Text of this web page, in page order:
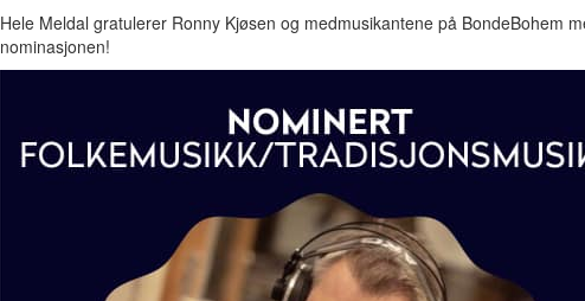
Hele Meldal gratulerer Ronny Kjøsen og medmusikantene på BondeBohem
nominasjonen!